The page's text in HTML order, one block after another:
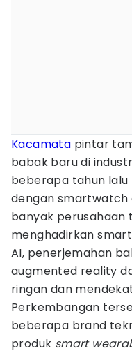
Kacamata pintar
babak baru di
beberapa tahun
dengan smartwatch
banyak
menghadirkan
AI, penerjemahan
augmented reality
ringan dan
Perkembangan
beberapa brand
produk smart